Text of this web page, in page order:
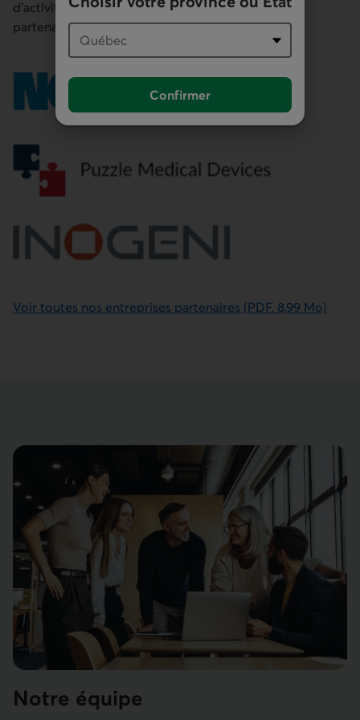
Confirmer
d’activité. Voici quelques-unes de nos entreprises
partenaires.
Voir toutes nos entreprises partenaires (PDF, 8,99 Mo)
Notre équipe